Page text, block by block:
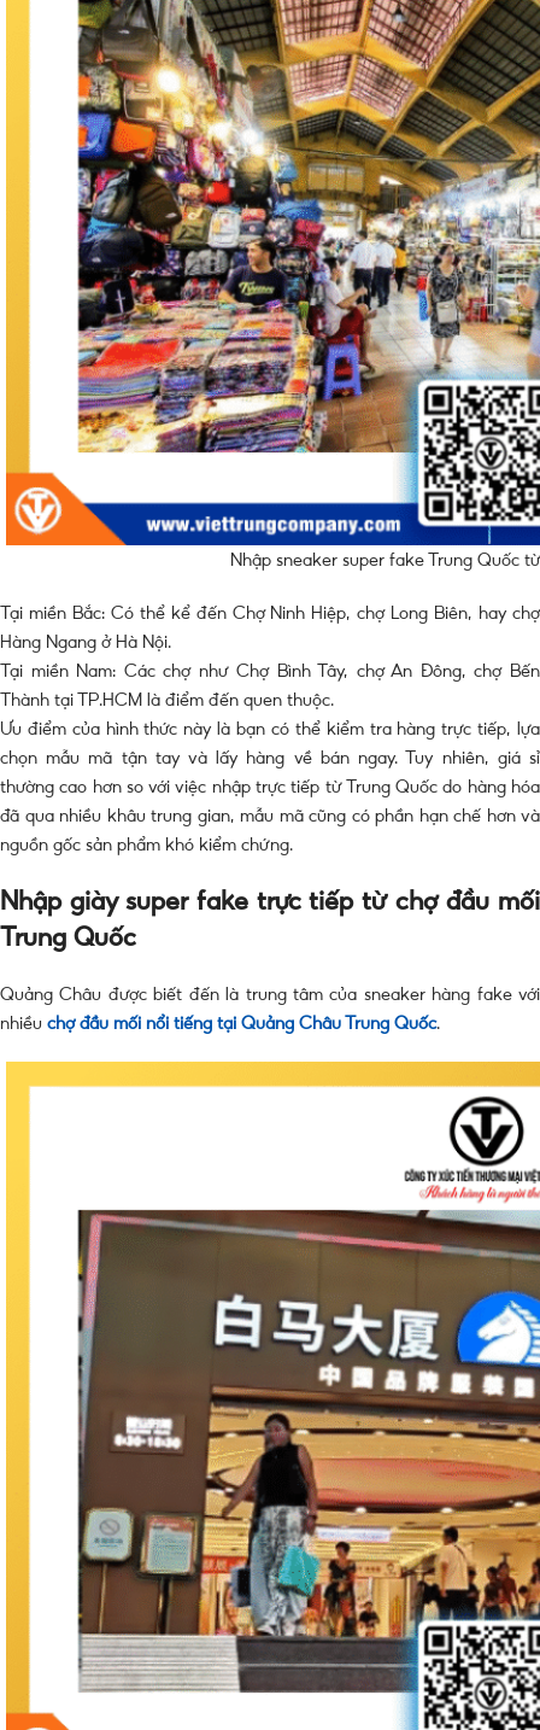
Nhập sneaker super fake Trung Quốc
Tại miền Bắc: Có thể kể đến Chợ Ninh Hiệp, chợ Long Biên, hay chợ
Hàng Ngang ở Hà Nội.
Tại miền Nam: Các chợ như Chợ Bình Tây, chợ An Đông, chợ Bến
Thành tại TP.HCM là điểm đến quen thuộc.
Ưu điểm của hình thức này là bạn có thể kiểm tra hàng trực tiếp, lựa
chọn mẫu mã tận tay và lấy hàng về bán ngay. Tuy nhiên, giá sỉ
thường cao hơn so với việc nhập trực tiếp từ Trung Quốc do hàng hóa
đã qua nhiều khâu trung gian, mẫu mã cũng có phần hạn chế hơn và
nguồn gốc sản phẩm khó kiểm chứng.
Nhập giày super fake trực tiếp từ chợ đầu mối
Trung Quốc
Quảng Châu được biết đến là trung tâm của sneaker hàng fake với
nhiều chợ đầu mối nổi tiếng tại Quảng Châu Trung Quốc.